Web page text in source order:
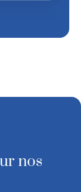
nos